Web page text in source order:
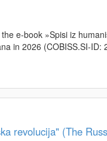
e-book »Spisi iz
in 2026 (COBISS.SI-
revolucija" (The